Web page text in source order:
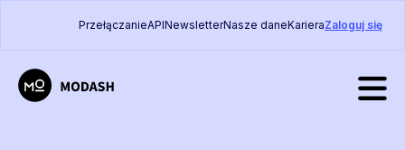
PrzełączanieAPINewsletterNasze daneKarieraZaloguj się